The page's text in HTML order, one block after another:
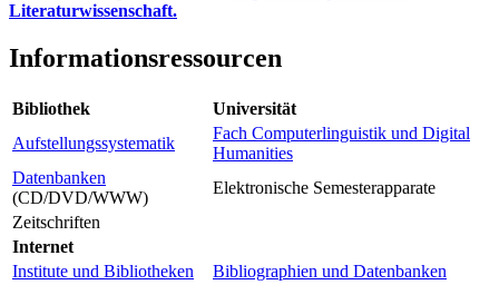
Literaturwissenschaft.
Informationsressourcen
Bibliothek
Universität
Aufstellungssystematik
Fach Computerlinguistik und Digital
Humanities
Datenbanken
(CD/DVD/WWW)
Elektronische Semesterapparate
Zeitschriften
Internet
Institute und Bibliotheken
Bibliographien und Datenbanken